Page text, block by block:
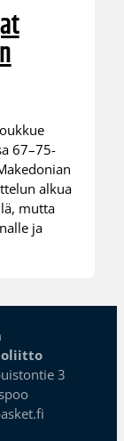
67–75-
alkua
mutta
ja
3